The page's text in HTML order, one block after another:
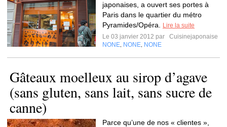
japonaises, a ouvert ses portes à
Paris dans le quartier du métro
Pyramides/Opéra.
Lire la suite
Le 03 janvier 2012 par
Cuisinejaponaise
NONE NONE NONE
Gâteaux moelleux au sirop d’agave
(sans gluten, sans lait, sans sucre de
canne)
Parce qu’une de nos « clientes »,